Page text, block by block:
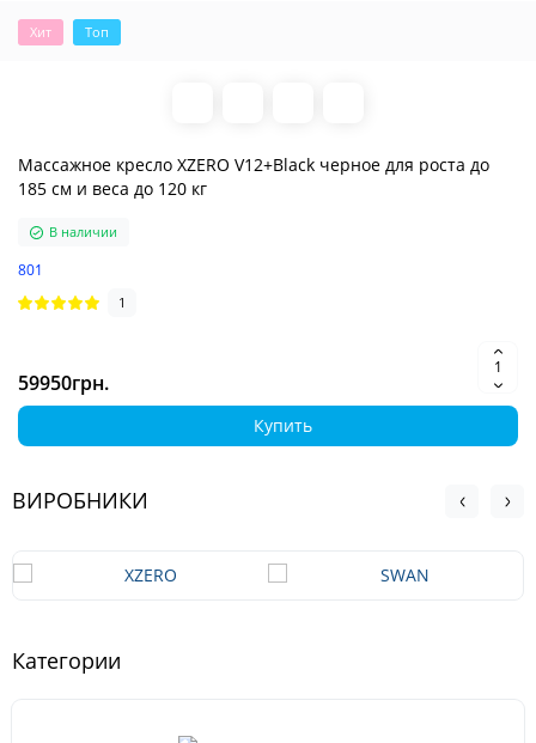
Хит Топ
Массажное кресло XZERO V12+Black черное для роста до
185 см и веса до 120 кг
В наличии
801
1
59950грн.
Купить
ВИРОБНИКИ
Категории